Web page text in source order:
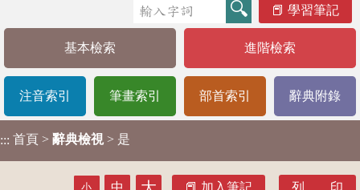
學習筆記
基本檢索 進階檢索
注音索引 筆畫索引 部首索引 辭典附錄
::: 首頁 > 辭典檢視 > 是